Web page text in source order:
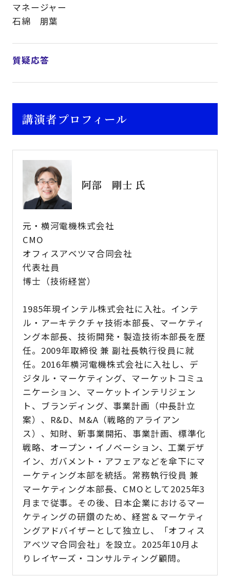
マネージャー
石綿 朋葉
質疑応答
講演者プロフィール
阿部 剛士 氏
元・横河電機株式会社
CMO
オフィスアベツマ合同会社
代表社員
博士（技術経営）
1985年現インテル株式会社に⼊社。インテ
ル・アーキテクチャ技術本部⻑、マーケティ
ング本部⻑、技術開発・製造技術本部⻑を歴
任。2009年取締役 兼 副社⻑執行役員に就
任。2016年横河電機株式会社に⼊社し、デ
ジタル・マーケティング、マーケットコミュ
ニケーション、マーケットインテリジェン
ト、ブランディング、事業計画（中長計立
案）、R&D、M&A（戦略的アライアン
ス）、知財、新事業開拓、事業計画、標準化
戦略、オープン・イノベーション、工業デザ
イン、ガバメント・アフェアなどを傘下にマ
ーケティング本部を統括。常務執行役員 兼
マーケティング本部⻑、CMOとして2025年3
月まで従事。その後、日本企業におけるマー
ケティングの研鑽のため、経営＆マーケティ
ングアドバイザーとして独立し、「オフィス
アベツマ合同会社」を設立。2025年10月よ
りレイヤーズ・コンサルティング顧問。